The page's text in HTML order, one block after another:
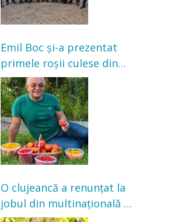
Emil Boc și-a prezentat
primele roșii culese din
grădină: „Niciun magazin
nu poate oferi această
satisfacție”
O clujeancă a renunțat la
jobul din multinațională și
s-a mutat la țară. Acum